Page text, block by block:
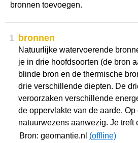
bronnen toevoegen.
1 bronnen
Natuurlijke watervoerende
je in drie hoofdsoorten (de bron
blinde bron en de thermische
drie verschillende diepten. De
veroorzaken verschillende
de oppervlakte van de aarde.
natuurwezens aanwezig. Je treft
Bron: geomantie.nl (offline)